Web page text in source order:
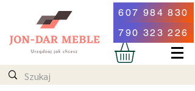
607 984 830
790 323 226